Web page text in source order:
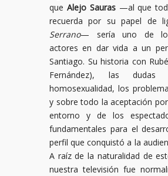
que Alejo Sauras—al que
recuerda por su papel de
Serrano— sería uno de
actores en dar vida a un
Santiago. Su historia con
Fernández), las
homosexualidad, los
y sobre todo la aceptación
entorno y de los
fundamentales para el
perfil que conquistó a la
A raíz de la naturalidad de
nuestra televisión fue